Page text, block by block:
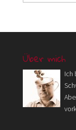
Über mich
Ich